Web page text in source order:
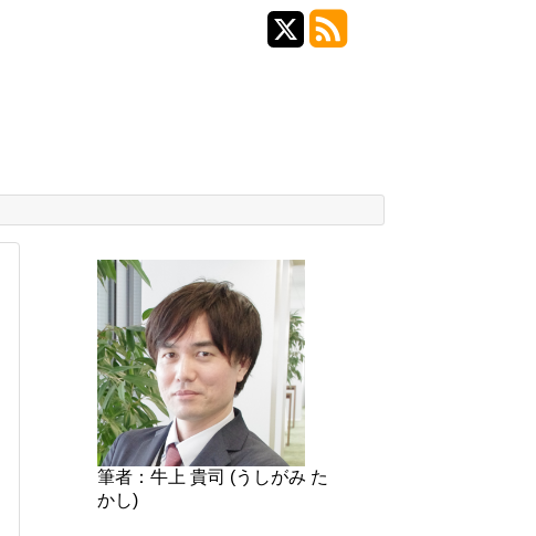
筆者：牛上 貴司 (うしがみ た
かし)